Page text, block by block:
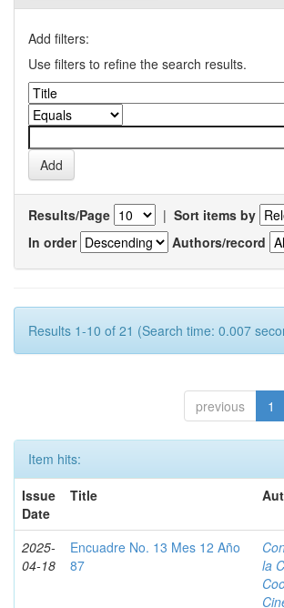
Add filters:
Use filters to refine the search results.
Results/Page | Sort items by
In order
Authors/record
Results 1-10 of 21 (Search time: 0.007
previous 1
Item hits:
Issue
Date
Title
2025-
04-18
Encuadre No. 13 Mes 12 Año
87
la